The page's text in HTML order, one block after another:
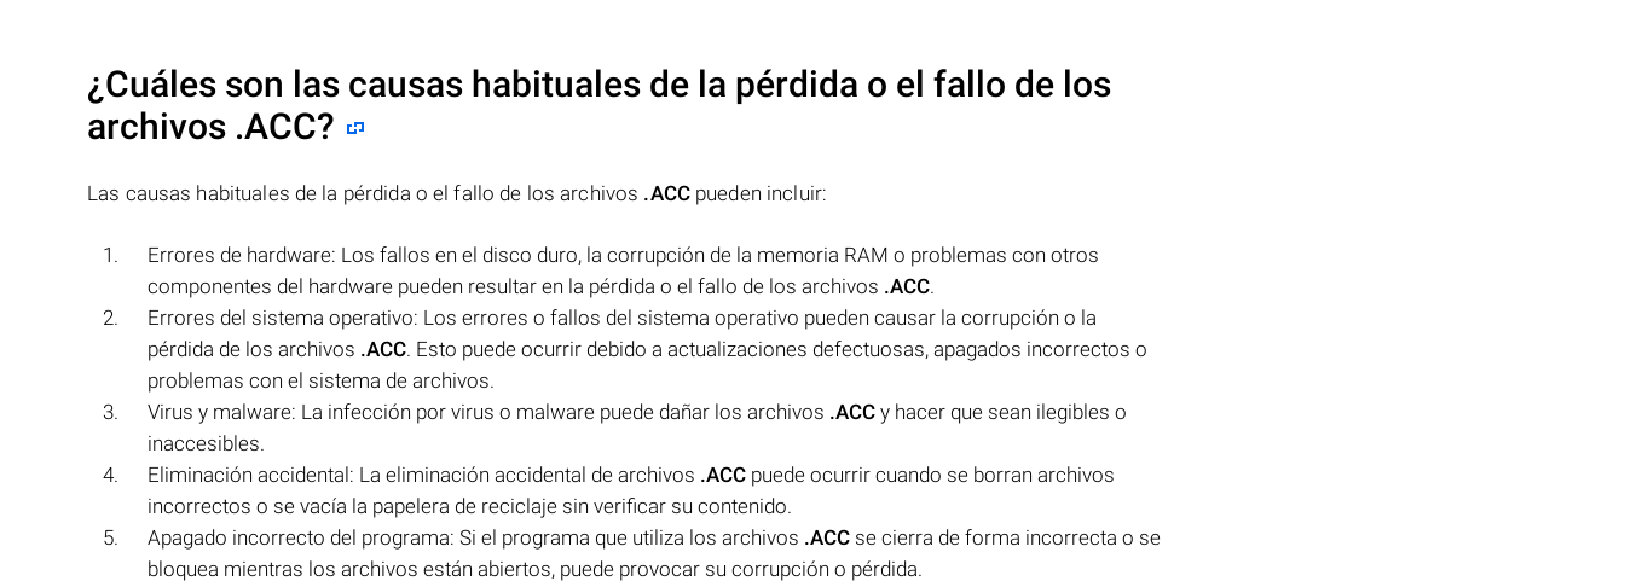
¿Cuáles son las causas habituales de la pérdida o el fallo de los
archivos .ACC?
Las causas habituales de la pérdida o el fallo de los archivos .ACCpueden incluir:
Errores de hardware: Los fallos en el disco duro, la corrupción de la memoria RAM o problemas con otros
componentes del hardware pueden resultar en la pérdida o el fallo de los archivos .ACC.
Errores del sistema operativo: Los errores o fallos del sistema operativo pueden causar la corrupción o la
pérdida de los archivos .ACC. Esto puede ocurrir debido a actualizaciones defectuosas, apagados incorrectos o
problemas con el sistema de archivos.
Virus y malware: La infección por virus o malware puede dañar los archivos .ACC y hacer que sean ilegibles o
inaccesibles.
Eliminación accidental: La eliminación accidental de archivos .ACC puede ocurrir cuando se borran archivos
incorrectos o se vacía la papelera de reciclaje sin verificar su contenido.
Apagado incorrecto del programa: Si el programa que utiliza los archivos .ACC se cierra de forma incorrecta o se
bloquea mientras los archivos están abiertos, puede provocar su corrupción o pérdida.